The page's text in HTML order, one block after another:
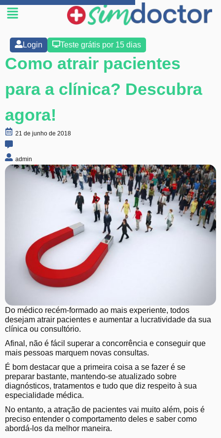
Login Teste grátis por 15 dias
Como atrair pacientes
para a clínica? Descubra
agora!
21 de junho de 2018
admin
Do médico recém-formado ao mais experiente, todos
desejam atrair pacientes e aumentar a lucratividade da sua
clínica ou consultório.
Afinal, não é fácil superar a concorrência e conseguir que
mais pessoas marquem novas consultas.
É bom destacar que a primeira coisa a se fazer é se
preparar bastante, mantendo-se atualizado sobre
diagnósticos, tratamentos e tudo que diz respeito à sua
especialidade médica.
No entanto, a atração de pacientes vai muito além, pois é
preciso entender o comportamento deles e saber como
abordá-los da melhor maneira.